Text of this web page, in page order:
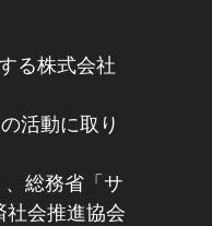
る株式会社
活動に取り
総務省「サ
社会推進協会